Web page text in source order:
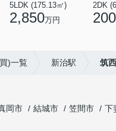
5LDK (175.13㎡)
2,850万円
2DK
200
)一覧 新治駅 筑
岡市 結城市 笠間市
下